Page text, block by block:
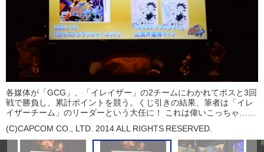
各媒体が「GCG」、「イレイザー」の2チームにわかれてボスと3回
戦で勝負し、累計ポイントを競う。くじ引きの結果、筆者は「イレ
イザーチーム」のリーダーという大任に！ これは偉いこっちゃ……
(C)CAPCOM CO., LTD. 2014 ALL RIGHTS RESERVED.